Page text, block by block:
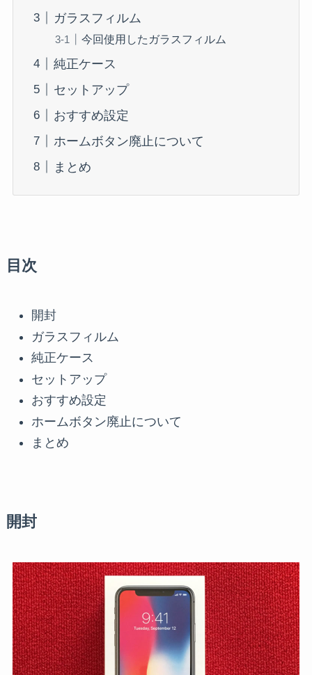
ガラスフィルム
今回使用したガラスフィルム
純正ケース
セットアップ
おすすめ設定
ホームボタン廃止について
まとめ
目次
開封
ガラスフィルム
純正ケース
セットアップ
おすすめ設定
ホームボタン廃止について
まとめ
開封